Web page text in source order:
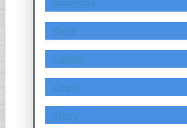
Bimantara
BMW
Cadillac
Chana
Chery